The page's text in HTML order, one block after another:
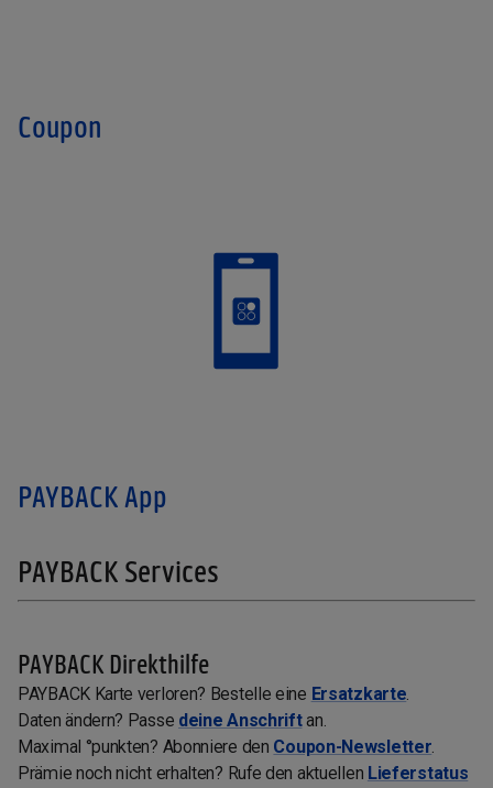
Coupon
PAYBACK App
PAYBACK Services
PAYBACK Direkthilfe
PAYBACK Karte verloren? Bestelle eine Ersatzkarte.
Daten ändern? Passe deine Anschriftan.
Maximal °punkten? Abonniere den Coupon-Newsletter.
Prämie noch nicht erhalten? Rufe den aktuellen Lieferstatus